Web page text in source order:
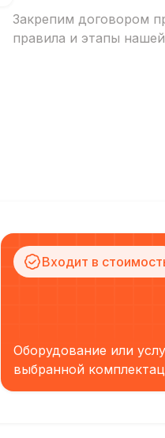
Закрепим договором
правила и этапы
Входит в
Оборудование или
выбранной